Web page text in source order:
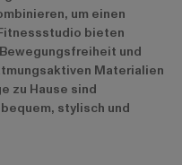
um einen
bieten
und
Materialien
zu Hause sind
stylisch und